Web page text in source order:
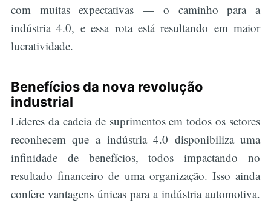
com muitas expectativas — o caminho para a
indústria 4.0, e essa rota está resultando em maior
lucratividade.
Benefícios da nova revolução
industrial
Líderes da cadeia de suprimentos em todos os setores
reconhecem que a indústria 4.0 disponibiliza uma
infinidade de benefícios, todos impactando no
resultado financeiro de uma organização. Isso ainda
confere vantagens únicas para a indústria automotiva.